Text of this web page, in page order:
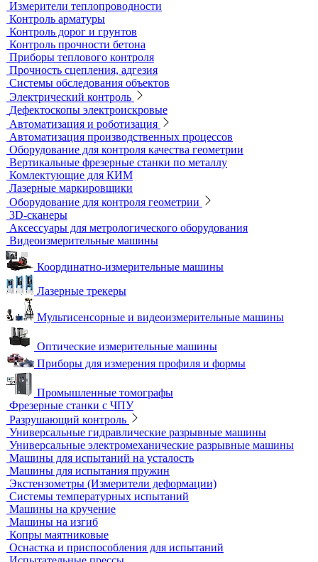
Контроль герметичности
Вакуумные рамки
Вакуумные установки
Портативные гелиевые течеискатели
Течеискатели акустические
Течеискатели корреляционные
Течеискатели многодатчиковые
Трассотечеискатели
Контроль в строительстве
Виброизмерительные приборы
Диагностика свай
Измерители теплопроводности
Контроль арматуры
Контроль дорог и грунтов
Контроль прочности бетона
Приборы теплового контроля
Прочность сцепления, адгезия
Системы обследования объектов
Электрический контроль
Дефектоскопы электроискровые
Автоматизация и роботизация
Автоматизация производственных процессов
Оборудование для контроля качества геометрии
Вертикальные фрезерные станки по металлу
Комлектующие для КИМ
Лазерные маркировщики
Оборудование для контроля геометрии
3D-сканеры
Аксессуары для метрологического оборудования
Видеоизмерительные машины
Координатно-измерительные машины
Лазерные трекеры
Мультисенсорные и видеоизмерительные машины
Оптические измерительные машины
Приборы для измерения профиля и формы
Промышленные томографы
Фрезерные станки с ЧПУ